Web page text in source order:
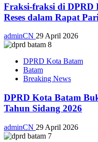
Fraksi-fraksi di DPRD
Reses dalam Rapat
adminCN 29 April 2026
DPRD Kota Batam
Batam
Breaking News
DPRD Kota Batam
Tahun Sidang 2026
adminCN 29 April 2026